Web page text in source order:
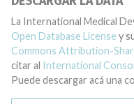
La International Medical
Open Database License y
Commons Attribution-
citar al International
Puede descargar acá una